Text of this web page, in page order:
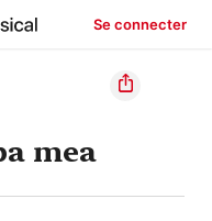
Se connecter
mea